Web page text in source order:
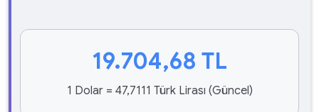
19.704,68 TL
1 Dolar = 47,7111 Türk Lirası (Güncel)